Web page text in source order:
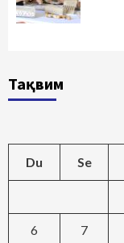
Тақвим
Du Se
6 7